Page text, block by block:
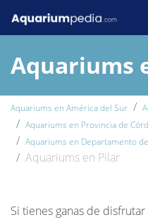
Aquariums
Aquariums en América del Sur
Aquariums en Provincia de
Aquariums en Departamento
Aquariums en Pilar
Si tienes ganas de